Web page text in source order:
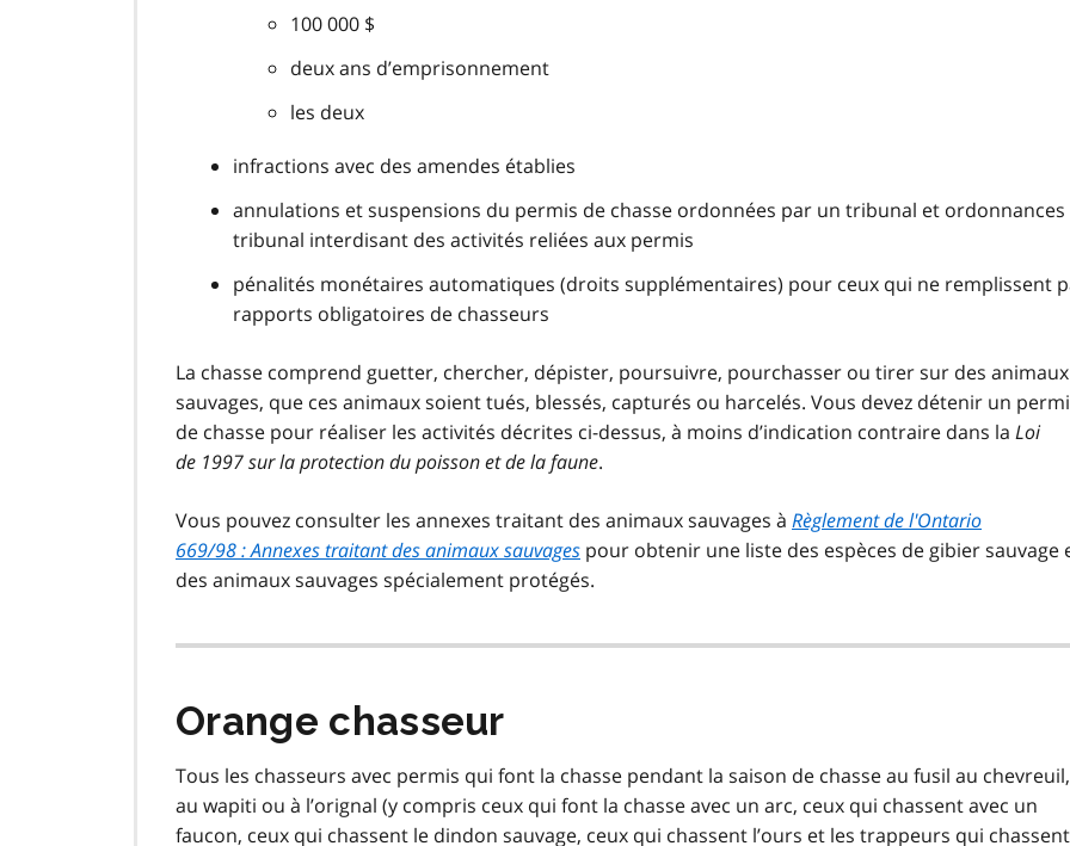
100 000 $
deux ans d’emprisonnement
les deux
infractions avec des amendes établies
annulations et suspensions du permis de chasse ordonnées par un tribunal et ordonnances
tribunal interdisant des activités reliées aux permis
pénalités monétaires automatiques (droits supplémentaires) pour ceux qui ne remplissent
rapports obligatoires de chasseurs
La chasse comprend guetter, chercher, dépister, poursuivre, pourchasser ou tirer sur des animaux
sauvages, que ces animaux soient tués, blessés, capturés ou harcelés. Vous devez détenir un
de chasse pour réaliser les activités décrites ci-dessus, à moins d’indication contraire dans la Loi
de 1997 sur la protection du poisson et de la faune.
Vous pouvez consulter les annexes traitant des animaux sauvages à Règlement de l'Ontario
669/98 : Annexes traitant des animaux sauvages pour obtenir une liste des espèces de gibier sauvage
des animaux sauvages spécialement protégés.
Orange chasseur
Tous les chasseurs avec permis qui font la chasse pendant la saison de chasse au fusil au chevreuil,
au wapiti ou à l’orignal (y compris ceux qui font la chasse avec un arc, ceux qui chassent avec un
faucon, ceux qui chassent le dindon sauvage, ceux qui chassent l’ours et les trappeurs qui chassent